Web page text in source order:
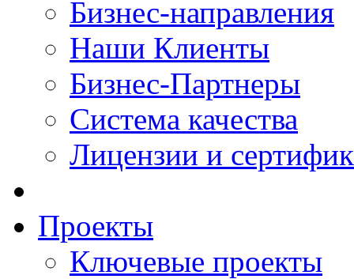
Бизнес-направления
Наши Клиенты
Бизнес-Партнеры
Система качества
Лицензии и
Проекты
Ключевые проекты